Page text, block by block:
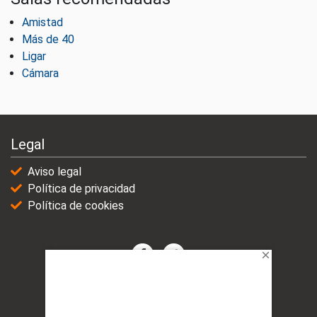
Amistad
Más de 40
Ligar
Cámara
Legal
Aviso legal
Política de privacidad
Política de cookies